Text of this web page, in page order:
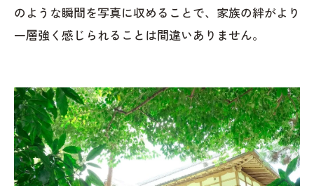
のような瞬間を写真に収めることで、家族の絆がより
一層強く感じられることは間違いありません。